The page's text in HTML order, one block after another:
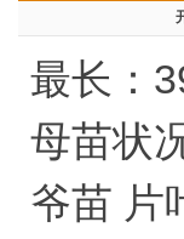
最长：
母苗状
爷苗 片